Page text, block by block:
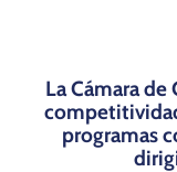
La Cámara
programas